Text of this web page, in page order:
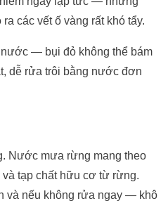
các vết ố vàng rất khó tẩy.
— bụi đỏ không thể bám
dễ rửa trôi bằng nước đơn
Nước mưa rừng mang theo
tạp chất hữu cơ từ rừng.
và nếu không rửa ngay — khô